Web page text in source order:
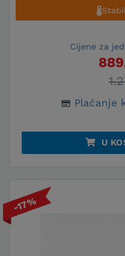
Cijene za
Plaćanje
U
-17%